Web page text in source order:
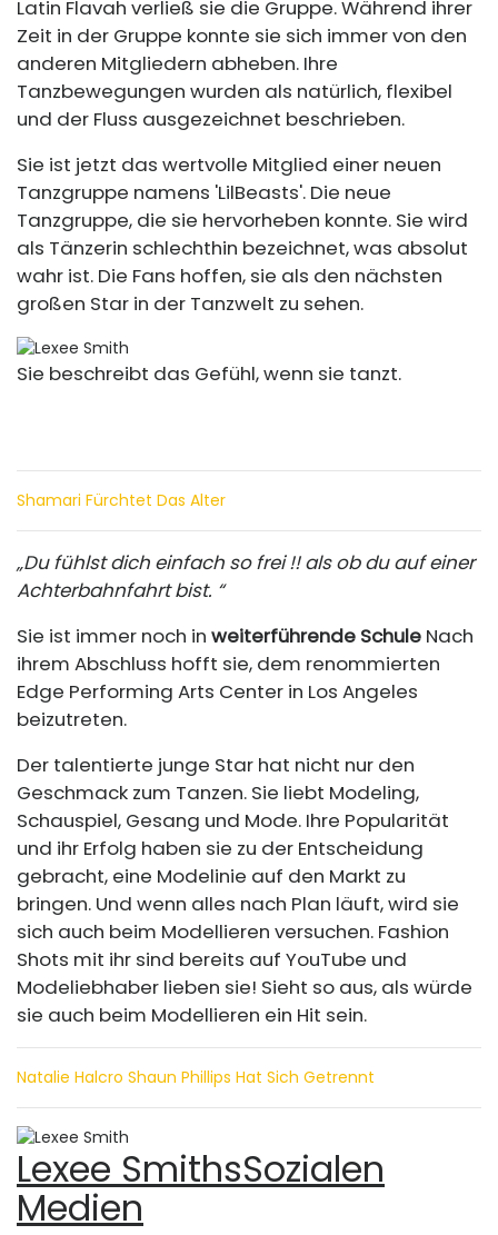
Latin Flavah verließ sie die Gruppe. Während ihrer
Zeit in der Gruppe konnte sie sich immer von den
anderen Mitgliedern abheben. Ihre
Tanzbewegungen wurden als natürlich, flexibel
und der Fluss ausgezeichnet beschrieben.
Sie ist jetzt das wertvolle Mitglied einer neuen
Tanzgruppe namens 'LilBeasts'. Die neue
Tanzgruppe, die sie hervorheben konnte. Sie wird
als Tänzerin schlechthin bezeichnet, was absolut
wahr ist. Die Fans hoffen, sie als den nächsten
großen Star in der Tanzwelt zu sehen.
Sie beschreibt das Gefühl, wenn sie tanzt.
Shamari Fürchtet Das Alter
„Du fühlst dich einfach so frei !! als ob du auf einer
Achterbahnfahrt bist. “
Sie ist immer noch in weiterführende Schule Nach
ihrem Abschluss hofft sie, dem renommierten
Edge Performing Arts Center in Los Angeles
beizutreten.
Der talentierte junge Star hat nicht nur den
Geschmack zum Tanzen. Sie liebt Modeling,
Schauspiel, Gesang und Mode. Ihre Popularität
und ihr Erfolg haben sie zu der Entscheidung
gebracht, eine Modelinie auf den Markt zu
bringen. Und wenn alles nach Plan läuft, wird sie
sich auch beim Modellieren versuchen. Fashion
Shots mit ihr sind bereits auf YouTube und
Modeliebhaber lieben sie! Sieht so aus, als würde
sie auch beim Modellieren ein Hit sein.
Natalie Halcro Shaun Phillips Hat Sich Getrennt
Lexee SmithsSozialen
Medien